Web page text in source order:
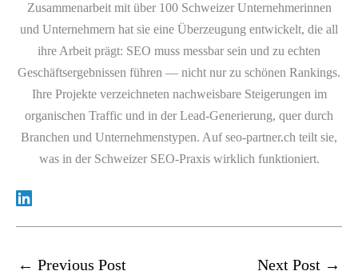
Zusammenarbeit mit über 100 Schweizer Unternehmerinnen
und Unternehmern hat sie eine Überzeugung entwickelt, die all
ihre Arbeit prägt: SEO muss messbar sein und zu echten
Geschäftsergebnissen führen — nicht nur zu schönen Rankings.
Ihre Projekte verzeichneten nachweisbare Steigerungen im
organischen Traffic und in der Lead-Generierung, quer durch
Branchen und Unternehmenstypen. Auf seo-partner.ch teilt sie,
was in der Schweizer SEO-Praxis wirklich funktioniert.
← Previous Post Next Post →